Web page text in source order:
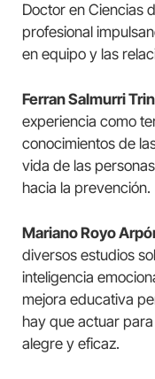
Doctor en Ciencias
profesional
en equipo y las
Ferran Salmurri
experiencia como
conocimientos de
vida de las
hacia la prevención.
Mariano Royo
diversos estudios
inteligencia
mejora educativa
hay que actuar
alegre y eficaz.